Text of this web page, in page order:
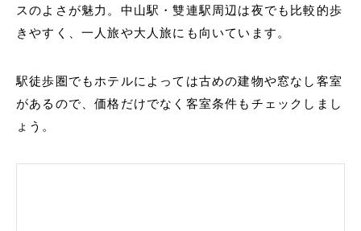
スのよさが魅力。中山駅・雙連駅周辺は夜でも比較的歩
きやすく、一人旅や大人旅にも向いています。
駅徒歩圏でもホテルによっては古めの建物や窓なし客室
があるので、価格だけでなく客室条件もチェックしまし
ょう。